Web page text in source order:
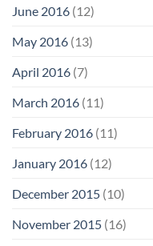
June 2016 (12)
May 2016 (13)
April 2016 (7)
March 2016 (11)
February 2016 (11)
January 2016 (12)
December 2015 (10)
November 2015 (16)